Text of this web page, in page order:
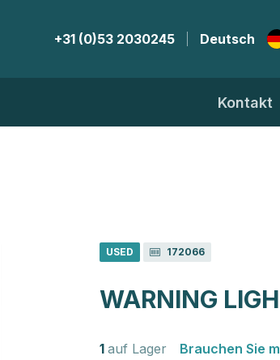
+31 (0)53 2030245 | Deutsch
Kontakt
USED 172066
WARNING
1 auf Lager Brauchen Sie